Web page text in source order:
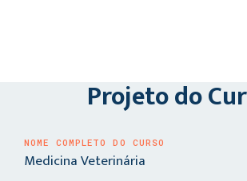
Projeto do
NOME COMPLETO DO CURSO
Medicina Veterinária